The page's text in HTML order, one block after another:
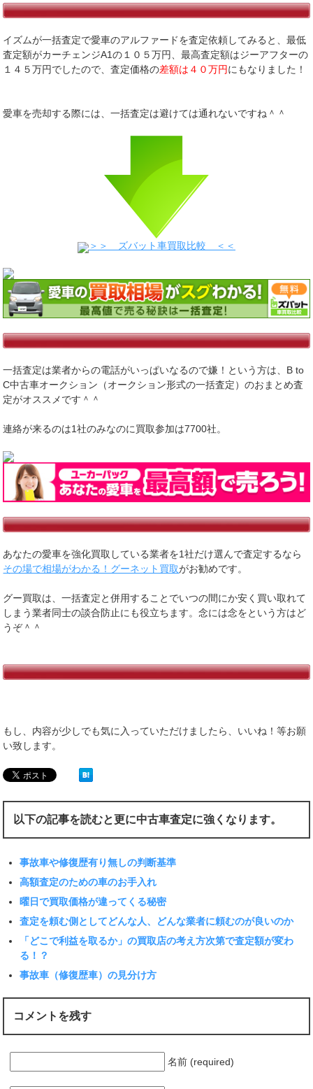
イズムが一括査定で愛車のアルファードを査定依頼してみると、最低
査定額がカーチェンジA1の１０５万円、最高査定額はジーアフターの
１４５万円でしたので、査定価格の差額は４０万円にもなりました！
愛車を売却する際には、一括査定は避けては通れないですね＾＾
＞＞ ズバット車買取比較 ＜＜
一括査定は業者からの電話がいっぱいなるので嫌！という方は、B to
C中古車オークション（オークション形式の一括査定）のおまとめ査
定がオススメです＾＾
連絡が来るのは1社のみなのに買取参加は7700社。
あなたの愛車を強化買取している業者を1社だけ選んで査定するなら
その場で相場がわかる！グーネット買取がお勧めです。
グー買取は、一括査定と併用することでいつの間にか安く買い取れて
しまう業者同士の談合防止にも役立ちます。念には念をという方はど
うぞ＾＾
もし、内容が少しでも気に入っていただけましたら、いいね！等お願
い致します。
以下の記事を読むと更に中古車査定に強くなります。
事故車や修復歴有り無しの判断基準
高額査定のための車のお手入れ
曜日で買取価格が違ってくる秘密
査定を頼む側としてどんな人、どんな業者に頼むのが良いのか
「どこで利益を取るか」の買取店の考え方次第で査定額が変わ
る！？
事故車（修復歴車）の見分け方
コメントを残す
名前 (required)